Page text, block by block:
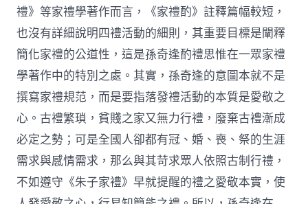
禮》等家禮學著作而言，《家禮酌》註釋篇幅較短，
也沒有詳細說明四禮活動的細則，其重要目標是闡釋
簡化家禮的公道性，這是孫奇逢酌禮思惟在一眾家禮
學著作中的特別之處。其實，孫奇逢的意圖本就不是
撰寫家禮規范，而是要指落發禮活動的本質是愛敬之
心。古禮繁瑣，貧賤之家又無力行禮，廢棄古禮漸成
必定之勢；可是全國人卻都有冠、婚、喪、祭的生涯
需求與感情需求，那么與其苛求眾人依照古制行禮，
不如遵守《朱子家禮》早就提醒的禮之愛敬本實，使